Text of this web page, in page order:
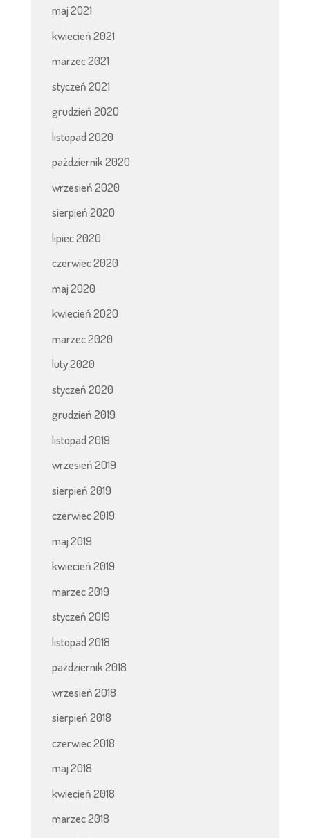
maj 2021
kwiecień 2021
marzec 2021
styczeń 2021
grudzień 2020
listopad 2020
październik 2020
wrzesień 2020
sierpień 2020
lipiec 2020
czerwiec 2020
maj 2020
kwiecień 2020
marzec 2020
luty 2020
styczeń 2020
grudzień 2019
listopad 2019
wrzesień 2019
sierpień 2019
czerwiec 2019
maj 2019
kwiecień 2019
marzec 2019
styczeń 2019
listopad 2018
październik 2018
wrzesień 2018
sierpień 2018
czerwiec 2018
maj 2018
kwiecień 2018
marzec 2018